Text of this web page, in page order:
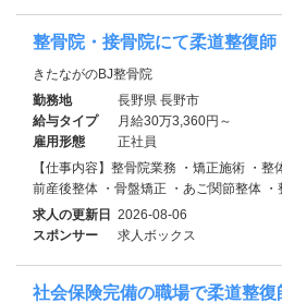
整骨院・接骨院にて柔道整復師
きたながのBJ整骨院
勤務地
長野県 長野市
給与タイプ
月給30万3,360円～
雇用形態
正社員
【仕事内容】整骨院業務 ・矯正施術 ・
前産後整体 ・骨盤矯正 ・あご関節整体 ・
求人の更新日 2026-08-06
スポンサー
求人ボックス
社会保険完備の職場で柔道整復